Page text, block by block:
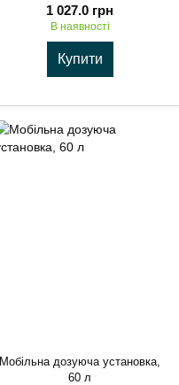
1 027.0 грн
В наявності
Купити
Мобільна дозуюча установка,
60 л